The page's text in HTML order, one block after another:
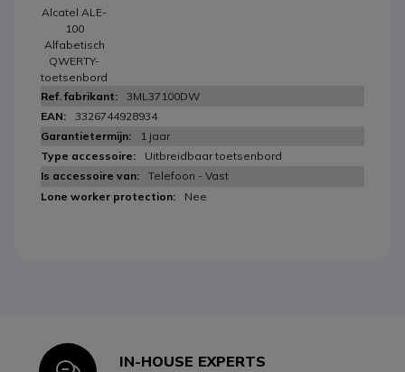
Alcatel ALE-
100
Alfabetisch
QWERTY-
toetsenbord
3ML37100DW
3326744928934
1 jaar
Uitbreidbaar toetsenbord
Telefoon - Vast
Nee
IN-HOUSE EXPERTS